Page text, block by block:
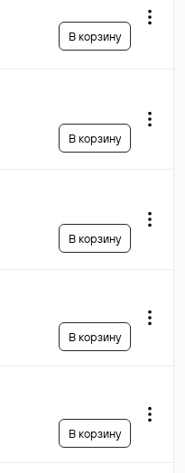
В корзину
В корзину
В корзину
В корзину
В корзину